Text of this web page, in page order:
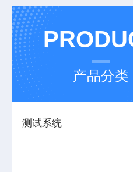
产品分类
测试系统